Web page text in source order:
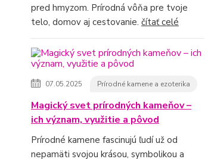
pred hmyzom. Prírodná vôňa pre tvoje
telo, domov aj cestovanie. čítať celé
07.05.2025 Prírodné kamene a ezoterika
Magický svet prírodných kameňov –
ich význam, využitie a pôvod
Prírodné kamene fascinujú ľudí už od
nepamäti svojou krásou, symbolikou a